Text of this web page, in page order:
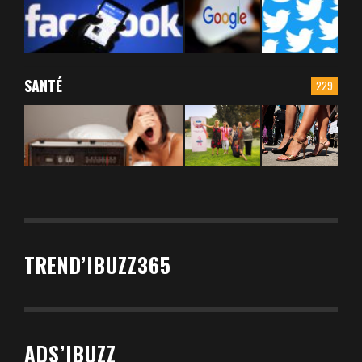
229
SANTÉ
TREND’IBUZZ365
ADS’IBUZZ